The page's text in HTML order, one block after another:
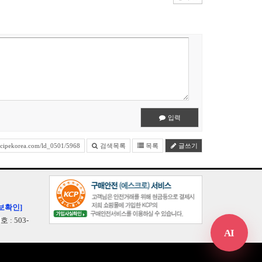
입력
ld_0501/5968 검색목록 목록 글쓰기
확인]
: 503-
AI